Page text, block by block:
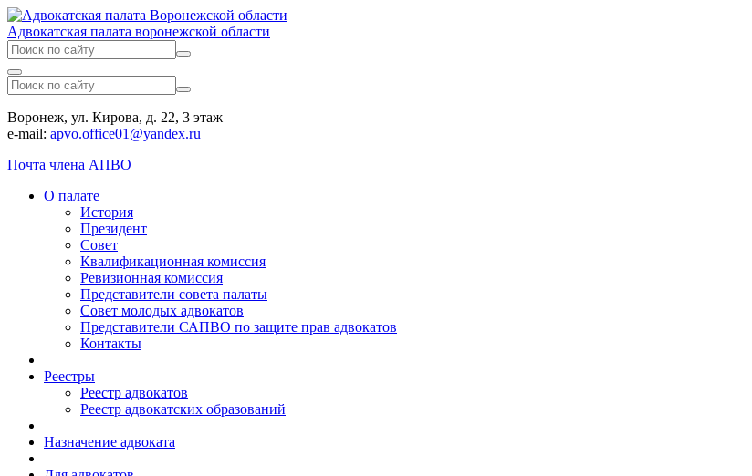
Адвокатская палата воронежской области
Воронеж, ул. Кирова, д. 22, 3 этаж
e-mail: apvo.office01@yandex.ru
Почта члена АПВО
О палате
История
Президент
Совет
Квалификационная комиссия
Ревизионная комиссия
Представители совета палаты
Совет молодых адвокатов
Представители САПВО по защите прав адвокатов
Контакты
Реестры
Реестр адвокатов
Реестр адвокатских образований
Назначение адвоката